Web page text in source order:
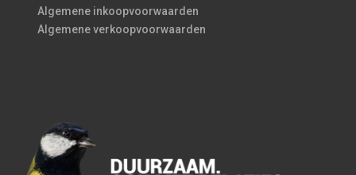
Algemene inkoopvoorwaarden
Algemene verkoopvoorwaarden